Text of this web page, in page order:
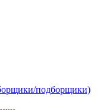
подборщики)